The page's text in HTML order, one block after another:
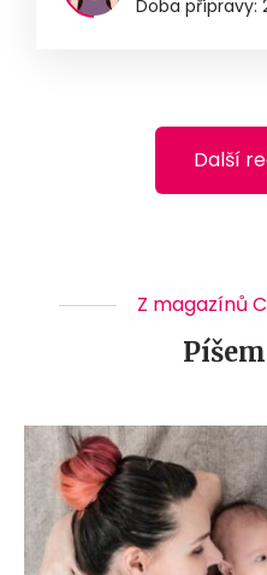
Doba přípravy:
Další
Z magazínů